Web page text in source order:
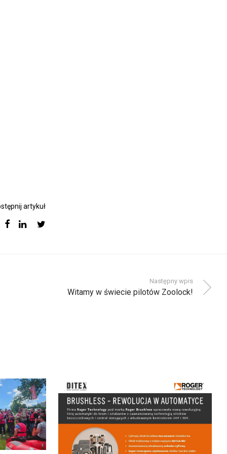
artykuł
Następny wpis
Witamy w świecie pilotów Zoolock!